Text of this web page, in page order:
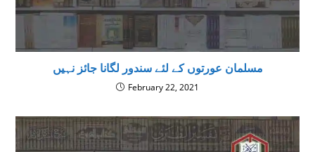
مسلمان عورتوں کے لئے سندور لگانا جائز نہیں
February 22, 2021